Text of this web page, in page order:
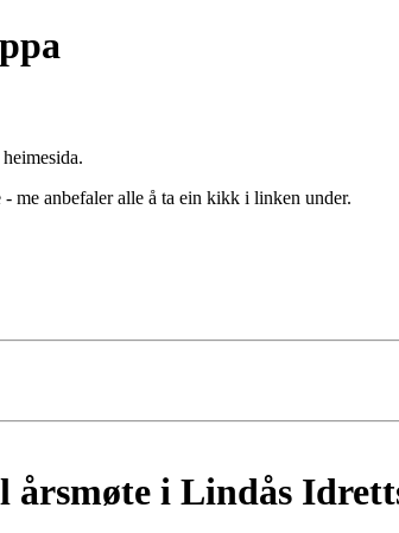
me anbefaler alle å ta ein kikk i linken under.
i Lindås